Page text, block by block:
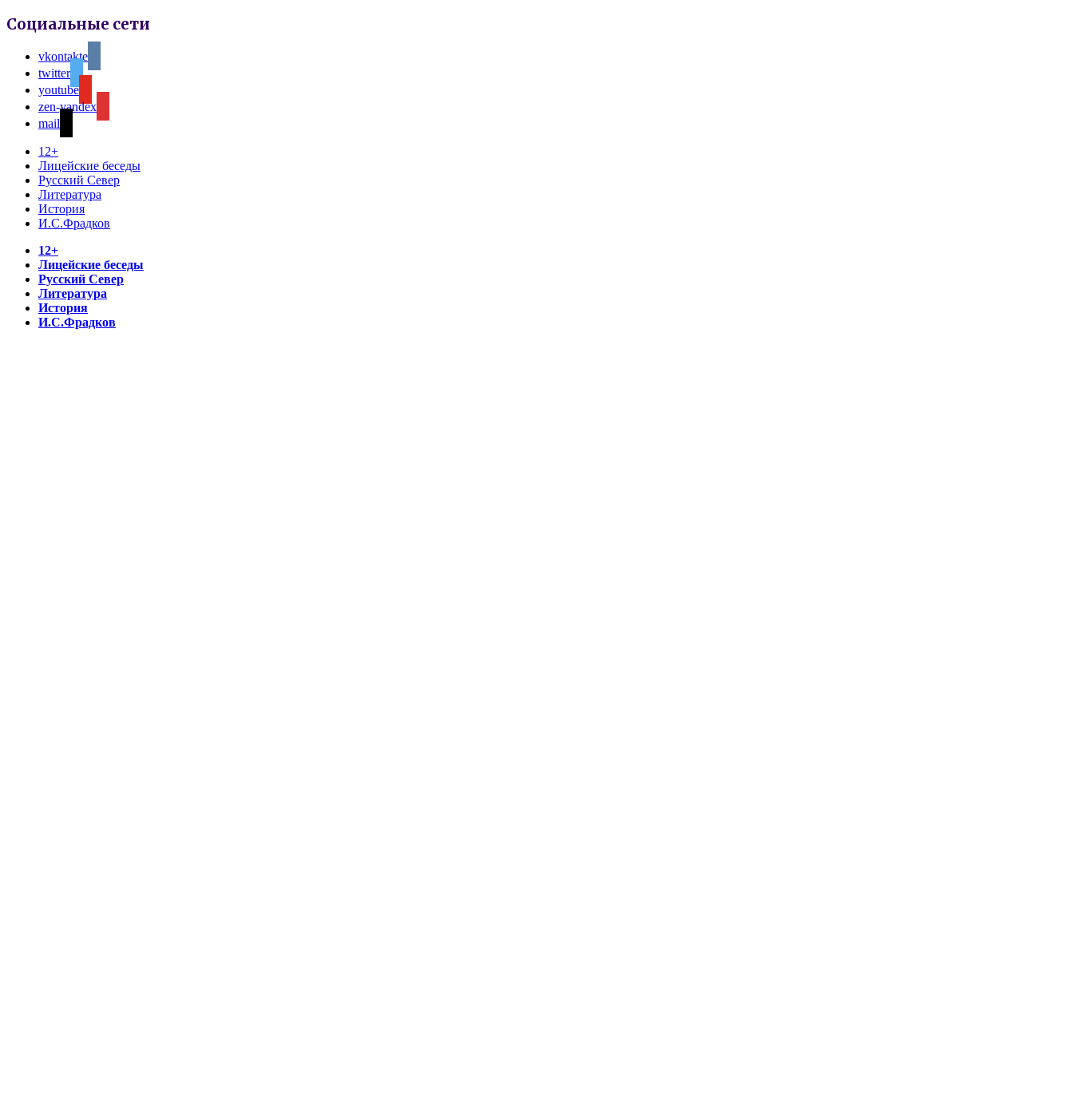
Социальные сети
vkontakte
twitter
youtube
zen-yandex
mail
12+
Лицейские беседы
Русский Север
Литература
История
И.С.Фрадков
12+
Лицейские беседы
Русский Север
Литература
История
И.С.Фрадков